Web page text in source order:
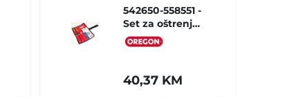
542650-558551 -
Set za oštrenje
5.5mm
(platneno
40,37 KM